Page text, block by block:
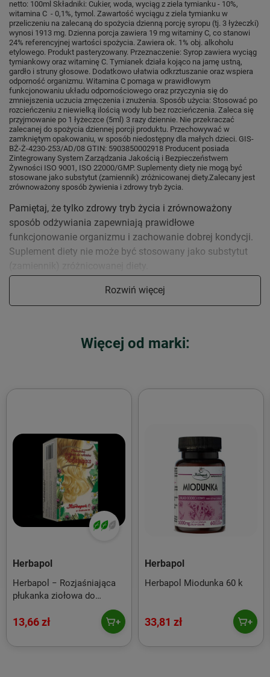
netto: 100ml Składniki: Cukier, woda, wyciąg z ziela tymianku - 10%,
witamina C - 0,1%, tymol. Zawartość wyciągu z ziela tymianku w
przeliczeniu na zalecaną do spożycia dzienną porcję syropu (tj. 3 łyżeczki)
wynosi 1913 mg. Dzienna porcja zawiera 19 mg witaminy C, co stanowi
24% referencyjnej wartości spożycia. Zawiera ok. 1% obj. alkoholu
etylowego. Produkt pasteryzowany. Przeznaczenie: Syrop zawiera wyciąg
tymiankowy oraz witaminę C. Tymianek działa kojąco na jamę ustną,
gardło i struny głosowe. Dodatkowo ułatwia odkrztuszanie oraz wspiera
odporność organizmu. Witamina C pomaga w prawidłowym
funkcjonowaniu układu odpornościowego oraz przyczynia się do
zmniejszenia uczucia zmęczenia i znużenia. Sposób użycia: Stosować po
rozcieńczeniu z niewielką ilością wody lub bez rozcieńczenia. Zaleca się
przyjmowanie po 1 łyżeczce (5ml) 3 razy dziennie. Nie przekraczać
zalecanej do spożycia dziennej porcji produktu. Przechowywać w
zamkniętym opakowaniu, w sposób niedostępny dla małych dzieci. GIS-
BŻ-Ż-4230-253/AD/08 GTIN: 5903850002918 Producent posiada
Zintegrowany System Zarządzania Jakością i Bezpieczeństwem
Żywności ISO 9001, ISO 22000/GMP. Suplementy diety nie mogą być
stosowane jako substytut (zamiennik) zróżnicowanej diety.Zalecany jest
zrównoważony sposób żywienia i zdrowy tryb życia.
Pamiętaj, że tylko zdrowy tryb życia i zrównoważony
sposób odżywiania zapewniają prawidłowe
funkcjonowanie organizmu i zachowanie dobrej kondycji.
Suplement diety nie może być stosowany jako substytut
Produkt Herbapol − Syrop tymiankowy z wit. C − 100 ml Herbapol to
suplement diety. Nie może być stosowany jako substytut zróżnicowanej
diety. Pamiętaj o zrównoważonym sposobie żywienia i zdrowym trybie
Rozwiń więcej
Więcej od marki:
Herbapol
Herbapol − Rozjaśniająca
płukanka ziołowa do
13,66 zł
Herbapol
Herbapol Miodunka 60 k
33,81 zł